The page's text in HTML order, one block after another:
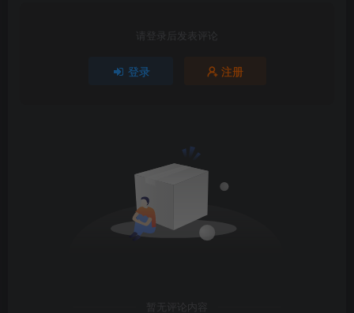
windows环境，所以可以忽略这个警告、如果是其他系统、
可以通过查阅资料解决。)
Hexo的目录结构：
请登录后发表评论
登录 注册
暂无评论内容